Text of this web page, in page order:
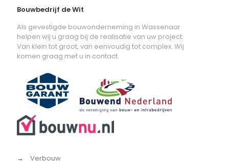
Bouwbedrijf de Wit
Als gevestigde bouwonderneming in Wassenaar
helpen wij u graag bij de realisatie van uw project.
Van klein tot groot, van eenvoudig tot complex. Wij
komen graag met u in contact.
→ Verbouw